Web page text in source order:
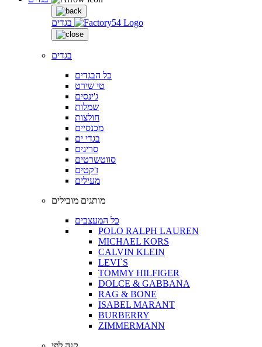
בגדים
בגדים
כל הבגדים
טי שירט
ג'ינסים
שמלות
חולצות
מכנסיים
בגדי ים
סריגים
סווטשרטים
ז'קטים
מעילים
מותגים מובילים
כל המעצבים
POLO RALPH LAUREN
MICHAEL KORS
CALVIN KLEIN
LEVI`S
TOMMY HILFIGER
DOLCE & GABBANA
RAG & BONE
ISABEL MARANT
BURBERRY
ZIMMERMANN